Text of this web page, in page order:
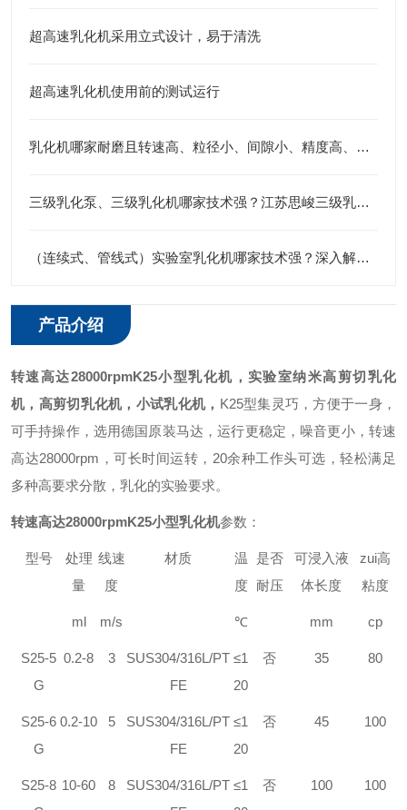
超高速乳化机采用立式设计，易于清洗
超高速乳化机使用前的测试运行
乳化机哪家耐磨且转速高、粒径小、间隙小、精度高、线速度高、剪切力强：江苏思峻全流程解决方案测评
三级乳化泵、三级乳化机哪家技术强？江苏思峻三级乳化头给出答案
（连续式、管线式）实验室乳化机哪家技术强？深入解析江苏思峻的高剪切与纳米级分散秘诀
产品介绍
转速高达28000rpmK25小型乳化机 ， 实验室纳米高剪切乳化
机，高剪切乳化机，小试乳化机， K25型集灵巧，方便于一身，
可手持操作，选用德国原装马达，运行更稳定，噪音更小，转速
高达28000rpm，可长时间运转，20余种工作头可选，轻松满足
多种高要求分散，乳化的实验要求。
转速高达28000rpmK25小型乳化机参数：
型号
处理
量
ml
线速
度
m/s
材质
温
度
℃
是否
耐压
可浸入液
体长度
mm
zui高
粘度
cp
S25-5
G
0.2-8 3
SUS304/316L/PT
FE
≤1
20
否 35 80
S25-6
G
0.2-10 5
SUS304/316L/PT
FE
≤1
20
否 45 100
S25-8 10-60 8
SUS304/316L/PT ≤1
否 100 100